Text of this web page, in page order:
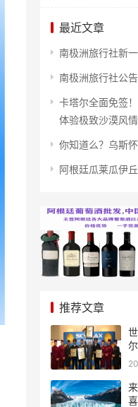
最近文章
南极洲旅行社新
南极洲旅行社公告
卡塔尔全面免签
体验极致沙漠风情
你知道么？乌斯
阿根廷瓜莱瓜伊
推荐文章